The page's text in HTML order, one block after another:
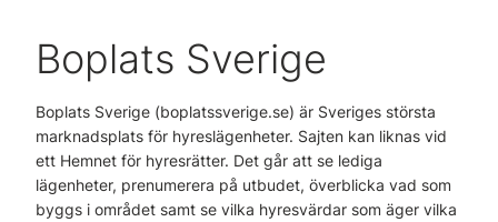
Boplats Sverige
Boplats Sverige (boplatssverige.se) är Sveriges största
marknadsplats för hyreslägenheter. Sajten kan liknas vid
ett Hemnet för hyresrätter. Det går att se lediga
lägenheter, prenumerera på utbudet, överblicka vad som
byggs i området samt se vilka hyresvärdar som äger vilka